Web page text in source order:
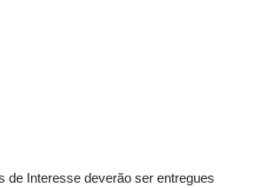
de Interesse deverão ser entregues